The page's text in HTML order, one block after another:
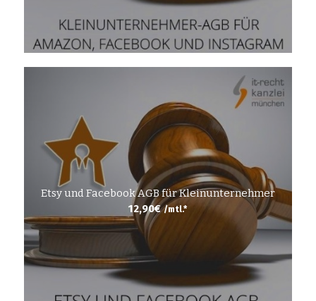
Etsy und Facebook AGB für Kleinunternehmer
12,90€ /mtl.*